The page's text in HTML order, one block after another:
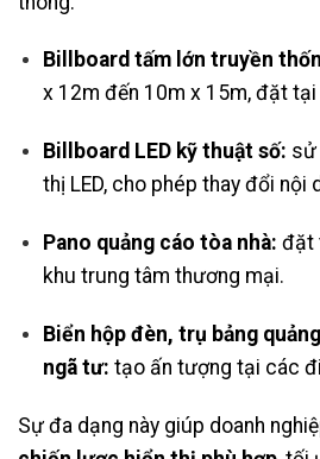
Billboard tấm lớn truyền
x 12m đến 10m x 15m, đặt
Billboard LED kỹ thuật số: sử
thị LED, cho phép thay đổi nội
Pano quảng cáo tòa nhà: đặt
khu trung tâm thương mại.
Biển hộp đèn, trụ bảng
ngã tư: tạo ấn tượng tại các
Sự đa dạng này giúp doanh